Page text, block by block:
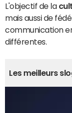
L'objectif de la
mais aussi de
communication
différentes.
Les meilleurs